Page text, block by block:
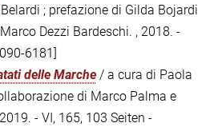
; prefazione di Gilda Bojardi
Dezzi Bardeschi. , 2018. -
6181]
delle Marche / a cura di Paola
di Marco Palma e
- VI, 165, 103 Seiten -